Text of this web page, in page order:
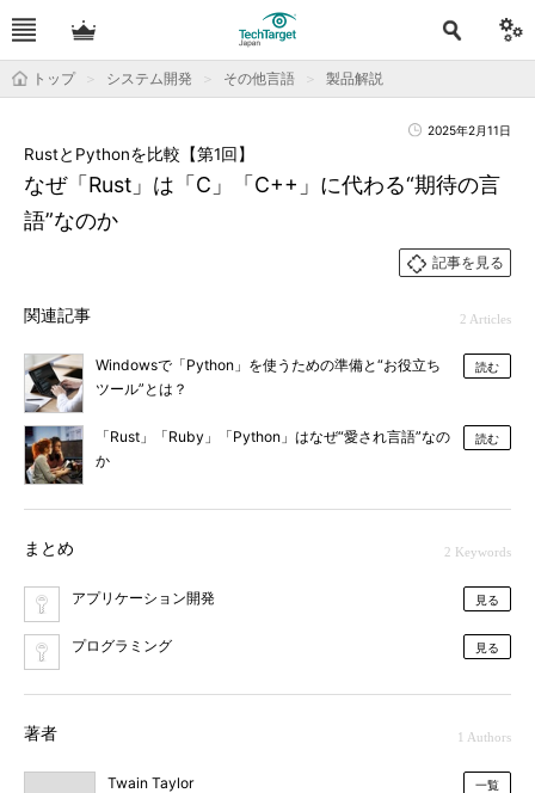
トップ システム開発 その他言語 製品解説
2025年2月11日
なぜ「Rust」は「C」「C++」に代わる“期待の言
語”なのか
RustとPythonを比較【第1回】
記事を見る
関連記事 2 Articles
Windowsで「Python」を使うための準備と“お役立ち
ツール”とは？
読む
「Rust」「Ruby」「Python」はなぜ“愛され言語”なの
か
読む
まとめ 2 Keywords
アプリケーション開発 見る
プログラミング 見る
著者 1 Authors
Twain Taylor 一覧